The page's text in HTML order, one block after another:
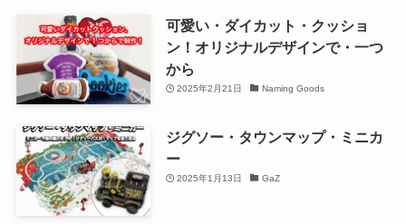
可愛い・ダイカット・クッショ
ン！オリジナルデザインで・一つ
から
2025年2月21日 Naming Goods
ジグソー・タウンマップ・ミニカ
ー
2025年1月13日 GaZ